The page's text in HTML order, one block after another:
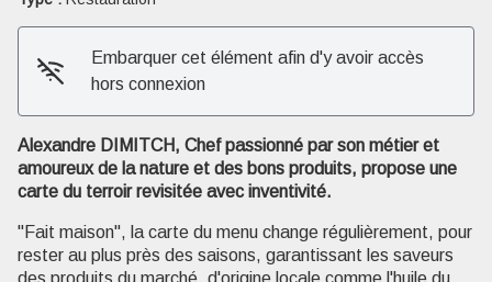
Voir l'image en plein écran
Embarquer cet élément afin d'y avoir accès
hors connexion
Alexandre DIMITCH, Chef passionné par son métier et
amoureux de la nature et des bons produits, propose une
carte du terroir revisitée avec inventivité.
"Fait maison", la carte du menu change régulièrement, pour
rester au plus près des saisons, garantissant les saveurs